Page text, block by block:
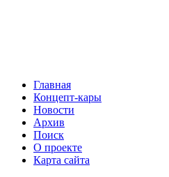
Главная
Концепт-кары
Новости
Архив
Поиск
О проекте
Карта сайта